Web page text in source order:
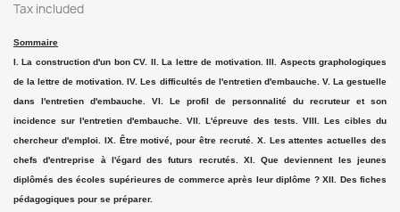
Tax included
Sommaire
I. La construction d'un bon CV. II. La lettre de motivation. III. Aspects graphologiques
de la lettre de motivation. IV. Les difficultés de l'entretien d'embauche. V. La gestuelle
dans l'entretien d'embauche. VI. Le profil de personnalité du recruteur et son
incidence sur l'entretien d'embauche. VII. L'épreuve des tests. VIII. Les cibles du
chercheur d'emploi. IX. Être motivé, pour être recruté. X. Les attentes actuelles des
chefs d'entreprise à l'égard des futurs recrutés. XI. Que deviennent les jeunes
diplômés des écoles supérieures de commerce après leur diplôme ? XII. Des fiches
pédagogiques pour se préparer.